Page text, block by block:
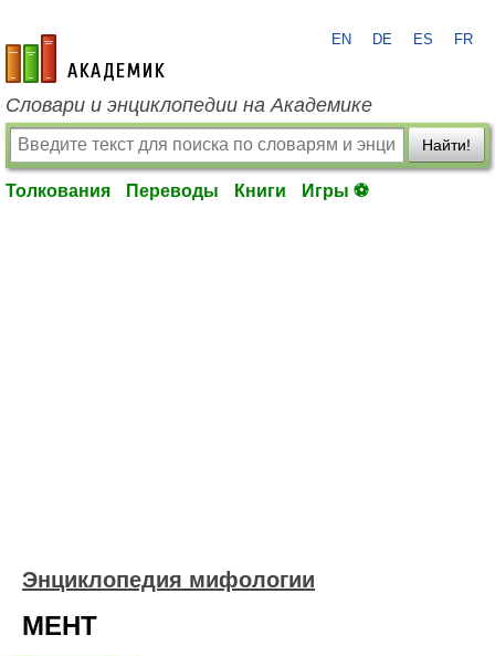
academic.ru
EN DE ES FR
Словари и энциклопедии на Академике
Найти!
Толкования Переводы Книги Игры ⚽
Энциклопедия мифологии
МЕНТ